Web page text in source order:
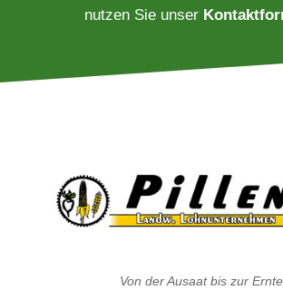
nutzen Sie unser
Von der Ausaat bis zur